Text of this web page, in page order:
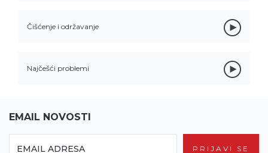
Čišćenje i održavanje
Najčešći problemi
EMAIL NOVOSTI
PRIJAVI SE